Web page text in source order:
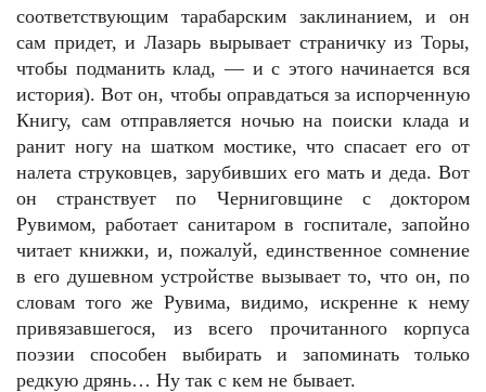
соответствующим тарабарским заклинанием, и он
сам придет, и Лазарь вырывает страничку из Торы,
чтобы подманить клад, — и с этого начинается вся
история). Вот он, чтобы оправдаться за испорченную
Книгу, сам отправляется ночью на поиски клада и
ранит ногу на шатком мостике, что спасает его от
налета струковцев, зарубивших его мать и деда. Вот
он странствует по Черниговщине с доктором
Рувимом, работает санитаром в госпитале, запойно
читает книжки, и, пожалуй, единственное сомнение
в его душевном устройстве вызывает то, что он, по
словам того же Рувима, видимо, искренне к нему
привязавшегося, из всего прочитанного корпуса
поэзии способен выбирать и запоминать только
редкую дрянь… Ну так с кем не бывает.